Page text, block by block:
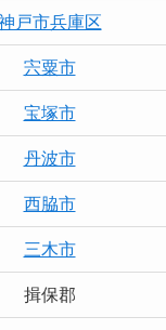
戸市兵庫区
宍粟市
宝塚市
丹波市
西脇市
三木市
揖保郡